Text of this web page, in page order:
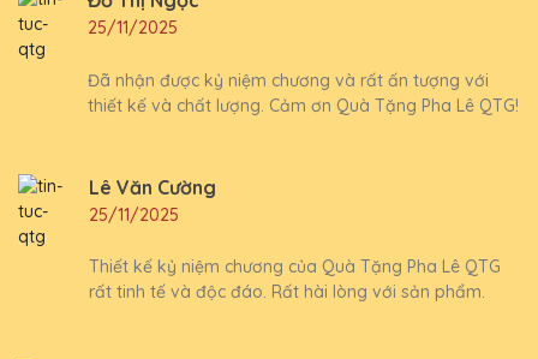
25/11/2025
Đã nhận được kỷ niệm chương và rất ấn tượng với
thiết kế và chất lượng. Cảm ơn Quà Tặng Pha Lê QTG!
Lê Văn Cường
25/11/2025
Thiết kế kỷ niệm chương của Quà Tặng Pha Lê QTG
rất tinh tế và độc đáo. Rất hài lòng với sản phẩm.